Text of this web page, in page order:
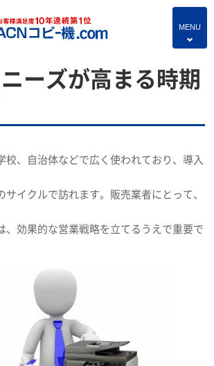
MENU
4
HOME
プランのご紹介
保守サービス
独立・開業支援プラン
ーズが高まる時期
校、自治体などで広く使われており、導入
イクルで訪れます。販売業者にとって、
、効果的な営業戦略を立てるうえで重要で